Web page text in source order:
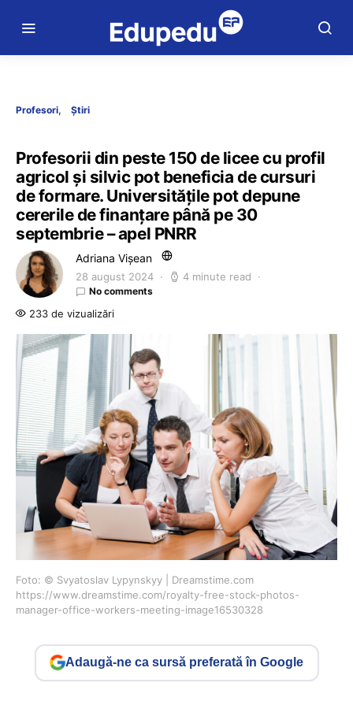
Profesori Știri
Profesorii din peste 150 de licee cu profil
agricol și silvic pot beneficia de cursuri
de formare. Universitățile pot depune
cererile de finanțare până pe 30
septembrie – apel PNRR
Adriana Vișean
28 august 2024 4 minute read
No comments
233 de vizualizări
Foto: © Svyatoslav Lypynskyy | Dreamstime.com
https://www.dreamstime.com/royalty-free-stock-photos-
manager-office-workers-meeting-image16530328
Adaugă-ne ca sursă preferată în Google